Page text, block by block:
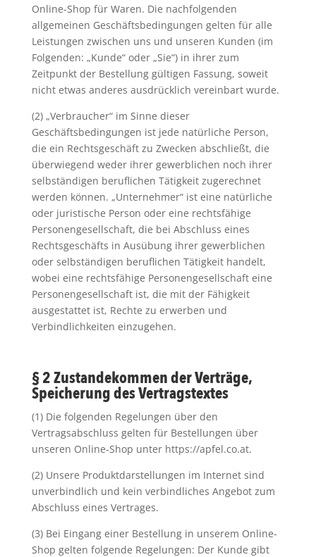
Online-Shop für Waren. Die nachfolgenden
allgemeinen Geschäftsbedingungen gelten für alle
Leistungen zwischen uns und unseren Kunden (im
Folgenden: „Kunde“ oder „Sie“) in ihrer zum
Zeitpunkt der Bestellung gültigen Fassung, soweit
nicht etwas anderes ausdrücklich vereinbart wurde.
(2) „Verbraucher“ im Sinne dieser
Geschäftsbedingungen ist jede natürliche Person,
die ein Rechtsgeschäft zu Zwecken abschließt, die
überwiegend weder ihrer gewerblichen noch ihrer
selbständigen beruflichen Tätigkeit zugerechnet
werden können. „Unternehmer“ ist eine natürliche
oder juristische Person oder eine rechtsfähige
Personengesellschaft, die bei Abschluss eines
Rechtsgeschäfts in Ausübung ihrer gewerblichen
oder selbständigen beruflichen Tätigkeit handelt,
wobei eine rechtsfähige Personengesellschaft eine
Personengesellschaft ist, die mit der Fähigkeit
ausgestattet ist, Rechte zu erwerben und
Verbindlichkeiten einzugehen.
§ 2 Zustandekommen der Verträge,
Speicherung des Vertragstextes
(1) Die folgenden Regelungen über den
Vertragsabschluss gelten für Bestellungen über
unseren Online-Shop unter https://apfel.co.at.
(2) Unsere Produktdarstellungen im Internet sind
unverbindlich und kein verbindliches Angebot zum
Abschluss eines Vertrages.
(3) Bei Eingang einer Bestellung in unserem Online-
Shop gelten folgende Regelungen: Der Kunde gibt